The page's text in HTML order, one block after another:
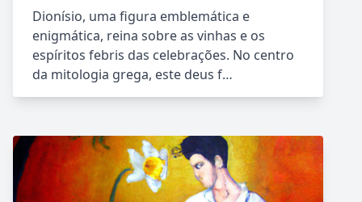
Dionísio, uma figura emblemática e
enigmática, reina sobre as vinhas e os
espíritos febris das celebrações. No centro
da mitologia grega, este deus f…